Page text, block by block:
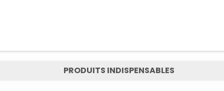
PRODUITS INDISPENSABLES